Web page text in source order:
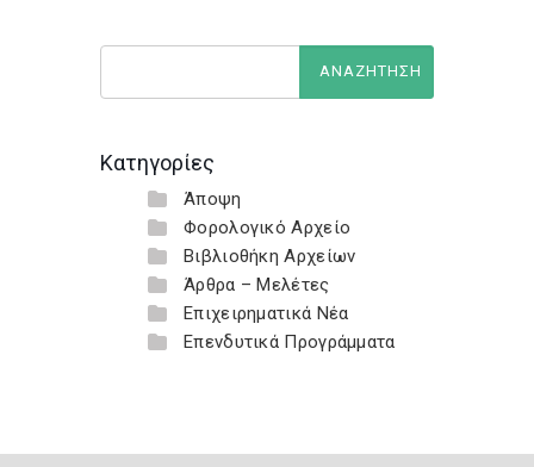
Κατηγορίες
Άποψη
Φορολογικό Αρχείο
Βιβλιοθήκη Αρχείων
Άρθρα – Μελέτες
Επιχειρηματικά Νέα
Επενδυτικά Προγράμματα